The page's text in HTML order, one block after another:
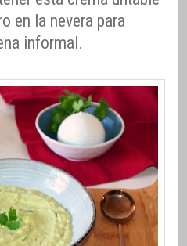
en la nevera para
informal.